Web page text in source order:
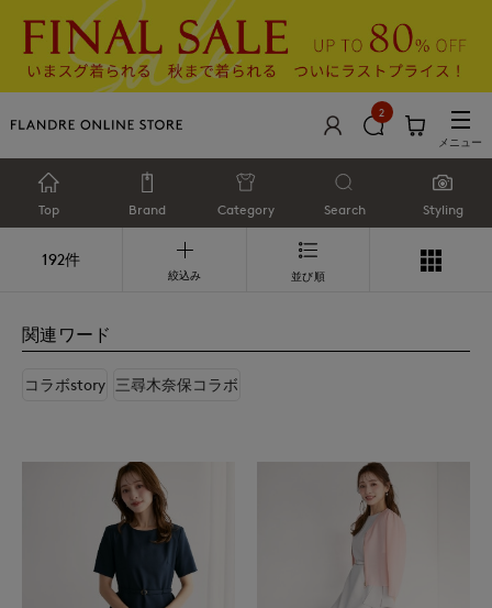
2
メニュー
Top Brand Category Search Styling
192件
絞込み 並び順
関連ワード
コラボstory 三尋木奈保コラボ